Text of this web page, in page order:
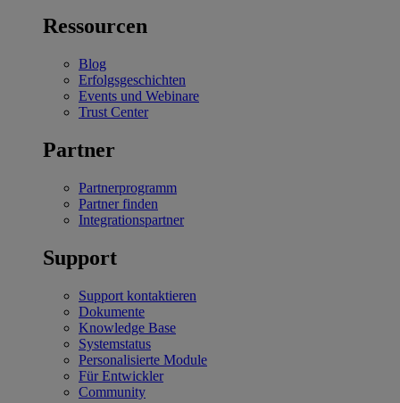
Ressourcen
Blog
Erfolgsgeschichten
Events und Webinare
Trust Center
Partner
Partnerprogramm
Partner finden
Integrationspartner
Support
Support kontaktieren
Dokumente
Knowledge Base
Systemstatus
Personalisierte Module
Für Entwickler
Community